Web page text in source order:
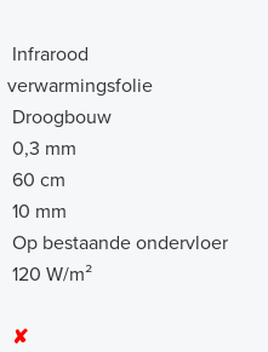
Infrarood
verwarmingsfolie
Droogbouw
0,3 mm
60 cm
10 mm
Op bestaande ondervloer
120 W/m²
✘